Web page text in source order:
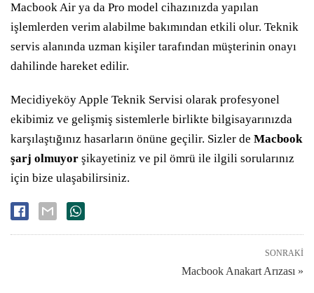
Macbook Air ya da Pro model cihazınızda yapılan
işlemlerden verim alabilme bakımından etkili olur. Teknik
servis alanında uzman kişiler tarafından müşterinin onayı
dahilinde hareket edilir.
Mecidiyeköy Apple Teknik Servisi olarak profesyonel
ekibimiz ve gelişmiş sistemlerle birlikte bilgisayarınızda
karşılaştığınız hasarların önüne geçilir. Sizler de Macbook
şarj olmuyor şikayetiniz ve pil ömrü ile ilgili sorularınız
için bize ulaşabilirsiniz.
SONRAKI
Macbook Anakart Arızası »